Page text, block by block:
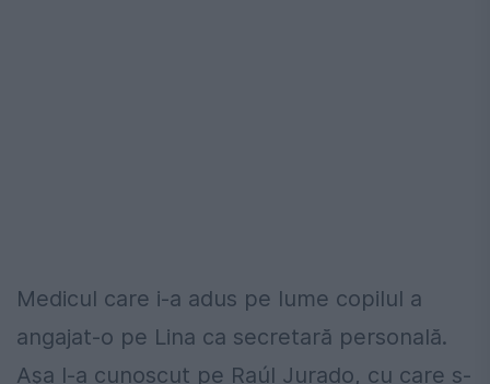
Medicul care i-a adus pe lume copilul a
angajat-o pe Lina ca secretară personală.
Așa l-a cunoscut pe Raúl Jurado, cu care s-